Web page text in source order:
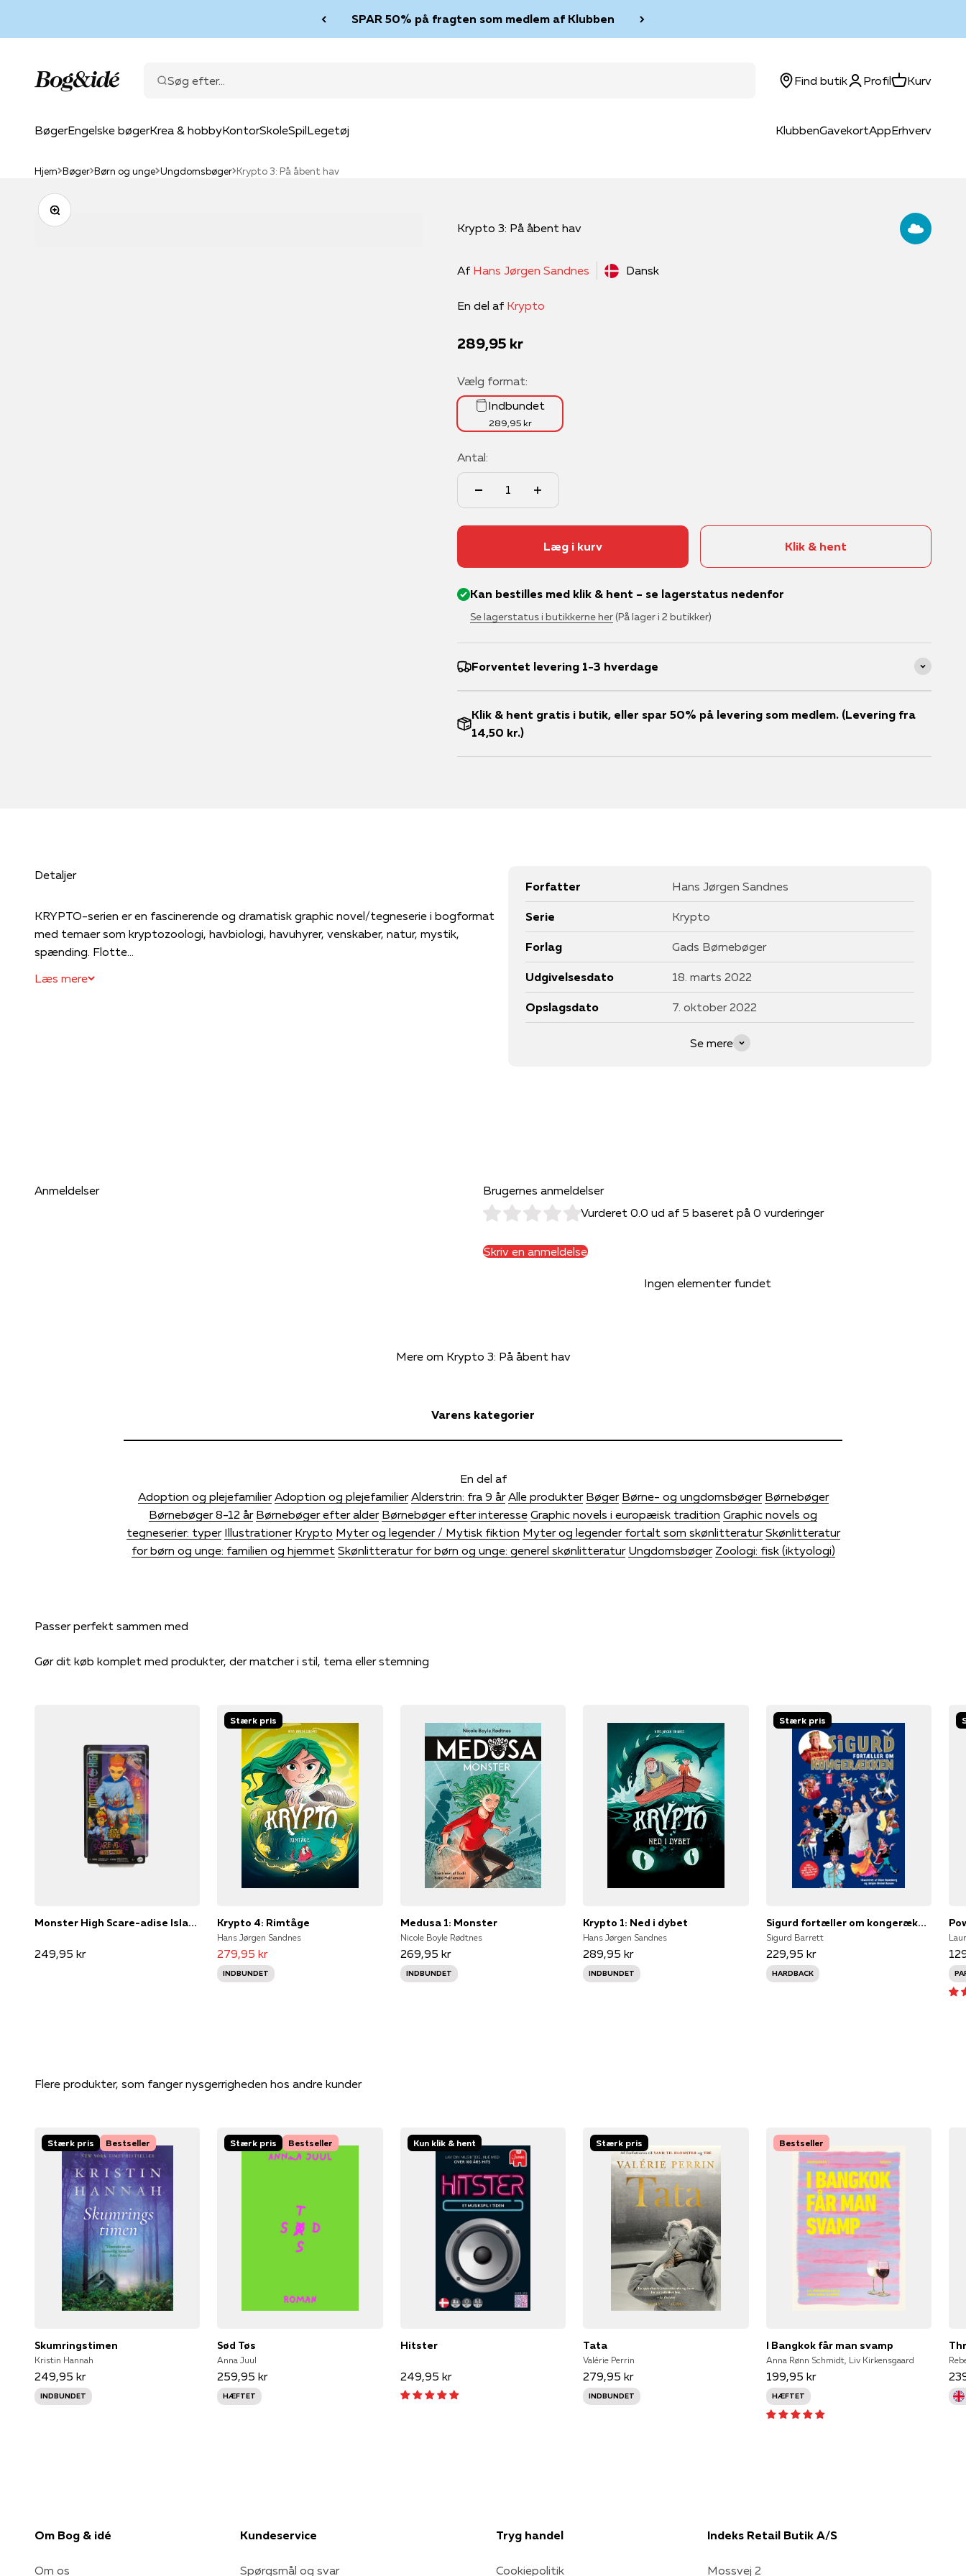
SPAR 50% på fragten som medlem af Klubben
BøgerEngelske bøgerKrea & hobbyKontorSkoleSpilLegetøj KlubbenGavekortAppErhverv
Søg efter...
Bog & idé Find butikLog ind
ProfilKurvKurv
Hjem Bøger Børn og unge Ungdomsbøger Krypto 3: På åbent hav
Zoom
Krypto 3: På åbent hav
Af Hans Jørgen Sandnes Dansk
En del af Krypto
Salgspris
289,95 kr
Vælg format:
Indbundet
289,95 kr
Antal:
Læg i kurv Klik & hent
Kan bestilles med klik & hent – se lagerstatus nedenfor
Se lagerstatus i butikkerne her(På lager i 2 butikker)
Forventet levering 1-3 hverdage
Klik & hent gratis i butik, eller spar 50% på levering som medlem. (Levering fra
14,50 kr.)
Detaljer
KRYPTO-serien er en fascinerende og dramatisk graphic novel/tegneserie i bogformat
med temaer som kryptozoologi, havbiologi, havuhyrer, venskaber, natur, mystik,
spænding. Flotte...
Læs mere
Forfatter Hans Jørgen Sandnes
Serie Krypto
Forlag Gads Børnebøger
Udgivelsesdato 18. marts 2022
Opslagsdato 7. oktober 2022
Se mere
Anmeldelser
Brugernes anmeldelser
Vurderet 0.0 ud af 5 baseret på 0 vurderinger
Skriv en anmeldelse
Ingen elementer fundet
Mere om Krypto 3: På åbent hav
Varens kategorier
En del af
Adoption og plejefamilier Adoption og plejefamilier Alderstrin: fra 9 år Alle produkter Bøger Børne- og ungdomsbøger Børnebøger
Børnebøger 8-12 år Børnebøger efter alder Børnebøger efter interesse Graphic novels i europæisk tradition Graphic novels og
tegneserier: typer Illustrationer Krypto Myter og legender / Mytisk fiktion Myter og legender fortalt som skønlitteratur Skønlitteratur
for børn og unge: familien og hjemmet Skønlitteratur for børn og unge: generel skønlitteratur Ungdomsbøger Zoologi: fisk (iktyologi)
Gør dit køb komplet med produkter, der matcher i stil, tema eller stemning
Monster High Scare-adise Island Heath Doll
249,95 kr
Stærk pris
Krypto 4: Rimtåge
Hans Jørgen Sandnes
279,95 kr
INDBUNDET
Medusa 1: Monster
Nicole Boyle Rødtnes
269,95 kr
INDBUNDET
Krypto 1: Ned i dybet
Hans Jørgen Sandnes
289,95 kr
INDBUNDET
Stærk pris
Sigurd fortæller om kongerækken
Sigurd Barrett
229,95 kr
HARDBACK
Flere produkter, som fanger nysgerrigheden hos andre kunder
Stærk pris Bestseller
Skumringstimen
Kristin Hannah
249,95 kr
INDBUNDET
Stærk pris Bestseller
Sød Tøs
Anna Juul
259,95 kr
HÆFTET
Kun klik & hent
Hitster
249,95 kr
Stærk pris
Tata
Valérie Perrin
279,95 kr
INDBUNDET
Bestseller
I Bangkok får man svamp
Anna Rønn Schmidt, Liv Kirkensgaard
199,95 kr
HÆFTET
Om Bog & idé
Om os
Kundeservice
Spørgsmål og svar
Tryg handel
Cookiepolitik
Indeks Retail Butik A/S
Mossvej 2